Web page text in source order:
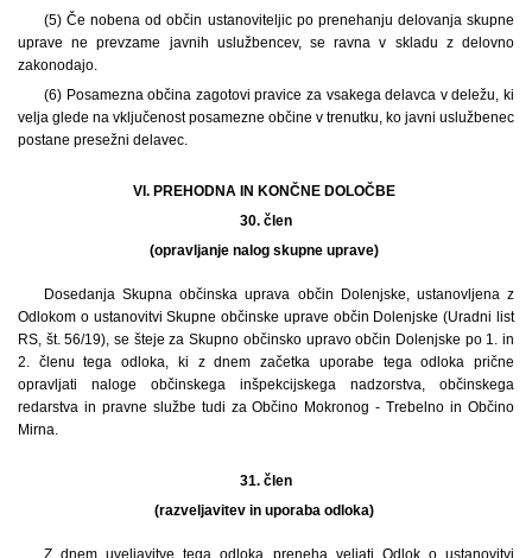
(5) Če nobena od občin ustanoviteljic po prenehanju delovanja skupne
uprave ne prevzame javnih uslužbencev, se ravna v skladu z delovno
zakonodajo.
(6) Posamezna občina zagotovi pravice za vsakega delavca v deležu, ki
velja glede na vključenost posamezne občine v trenutku, ko javni uslužbenec
postane presežni delavec.
VI. PREHODNA IN KONČNE DOLOČBE
30. člen
(opravljanje nalog skupne uprave)
Dosedanja Skupna občinska uprava občin Dolenjske, ustanovljena z
Odlokom o ustanovitvi Skupne občinske uprave občin Dolenjske (Uradni list
RS, št. 56/19), se šteje za Skupno občinsko upravo občin Dolenjske po 1. in
2. členu tega odloka, ki z dnem začetka uporabe tega odloka prične
opravljati naloge občinskega inšpekcijskega nadzorstva, občinskega
redarstva in pravne službe tudi za Občino Mokronog - Trebelno in Občino
Mirna.
31. člen
(razveljavitev in uporaba odloka)
Z dnem uveljavitve tega odloka preneha veljati Odlok o ustanovitvi